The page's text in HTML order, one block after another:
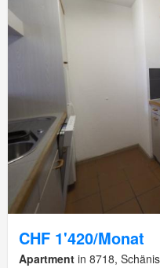
CHF 1'420/Monat
Apartment in 8718,